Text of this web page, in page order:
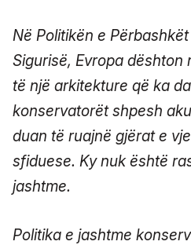
Në Politikën e
Sigurisë, Evropa dështon
të një arkitekture që ka
konservatorët shpesh
duan të ruajnë gjërat e
sfiduese. Ky nuk është
jashtme.
Politika e jashtme